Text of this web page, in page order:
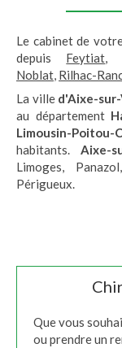
Le cabinet de
depuis Feytiat,
Noblat, Rilhac-
La villed'Aixe-
au département
Limousin-Poitou-
habitants. Aixe-
Limoges,
Périgueux.
Que vous
ou prendre un